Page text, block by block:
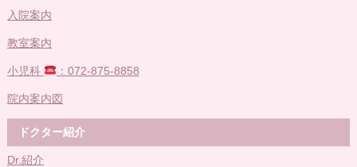
入院案内
教室案内
小児科 ：072-875-8858
院内案内図
ドクター紹介
Dr.紹介